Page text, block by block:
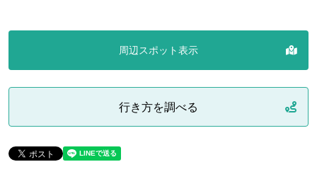
周辺スポット表示
行き方を調べる